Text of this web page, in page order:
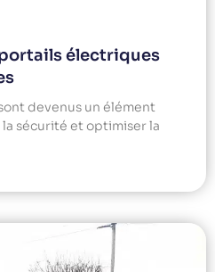
électriques
devenus un élément
sécurité et optimiser la